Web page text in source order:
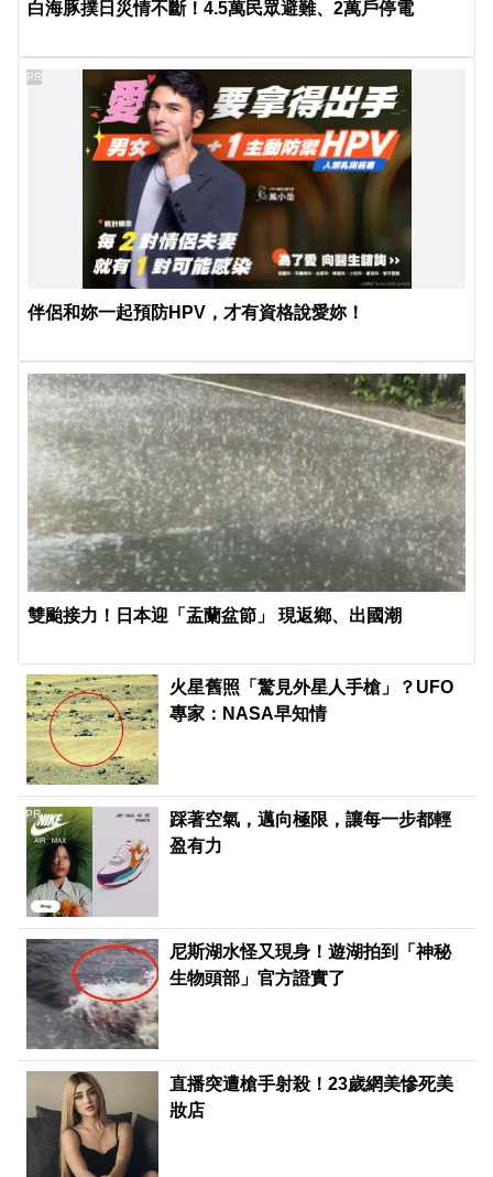
白海豚撲日災情不斷！4.5萬民眾避難、2萬戶停電
伴侶和妳一起預防HPV，才有資格說愛妳！
PR
雙颱接力！日本迎「盂蘭盆節」 現返鄉、出國潮
火星舊照「驚見外星人手槍」？UFO
專家：NASA早知情
踩著空氣，邁向極限，讓每一步都輕
盈有力
PR
尼斯湖水怪又現身！遊湖拍到「神秘
生物頭部」官方證實了
直播突遭槍手射殺！23歲網美慘死美
妝店